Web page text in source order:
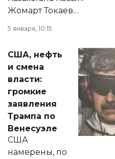
Жомарт Токаев
сразу несколько
актуальных тем —
от слухов о
политических
реформах до
вопросов армии,
экономики и
личного здоровья.
5 января, 10:15
США, нефть
и смена
власти:
громкие
заявления
Трампа по
Венесуэле
США
намерены, по